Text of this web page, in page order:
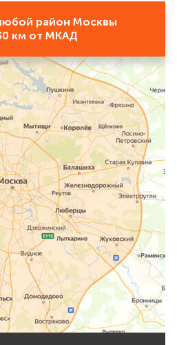
район Москвы
км от МКАД